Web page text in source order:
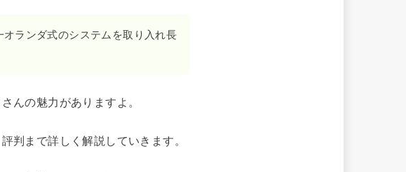
ランダ式のシステムを取り入れ長
んの魅力がありますよ。
判まで詳しく解説していきます。